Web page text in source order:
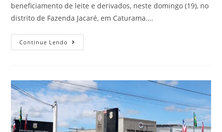
beneficiamento de leite e derivados, neste domingo (19), no
distrito de Fazenda Jacaré, em Caturama.…
Continue Lendo